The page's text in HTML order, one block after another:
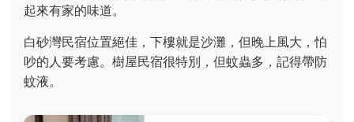
起來有家的味道。
白砂灣民宿位置絕佳，下樓就是沙灘，但晚上風大，怕
吵的人要考慮。樹屋民宿很特別，但蚊蟲多，記得帶防
蚊液。